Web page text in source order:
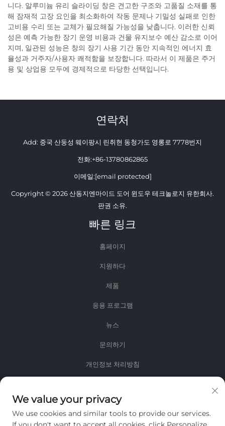
니다. 알루미늄 유리 슬라이딩 창은 견고한 구조와 고품질 소재를 통
해 잠재적 고장 요인을 최소화하여 작동 문제나 기밀성 실패로 인한
고비용 수리 또는 교체가 필요해질 가능성을 낮춥니다. 이러한 신뢰
성은 예측 가능한 장기 운영 비용과 건물 유지보수 예산 감소로 이어
지며, 일관된 성능은 창의 장기 사용 기간 동안 지속적인 에너지 효
율성과 거주자/사용자 쾌적함을 보장합니다. 따라서 이 제품은 주거
용 및 상업용 모두에 경제적으로 타당한 선택입니다.
연락처
Add: 중국 산둥성 웨이팡시 린취현 동청가도 영롱로 7778번지
전화:+86-13780862865
이메일:[email protected]
Copyright © 2026 산동지엔마이드 도어 윈도우 테크놀로지 유한회사.
판권 소유.
빠른 링크
홈페이지
지원하다
제품
응용 프로그램
뉴스
문의하기
개인정보 처리방침
저희 주간 뉴스레터를 받으려면 가입하세요
We value your privacy
We use cookies and similar tools to provide our services.